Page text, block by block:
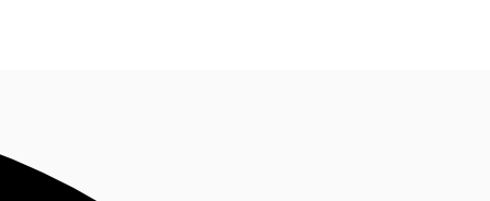
Nous contacter